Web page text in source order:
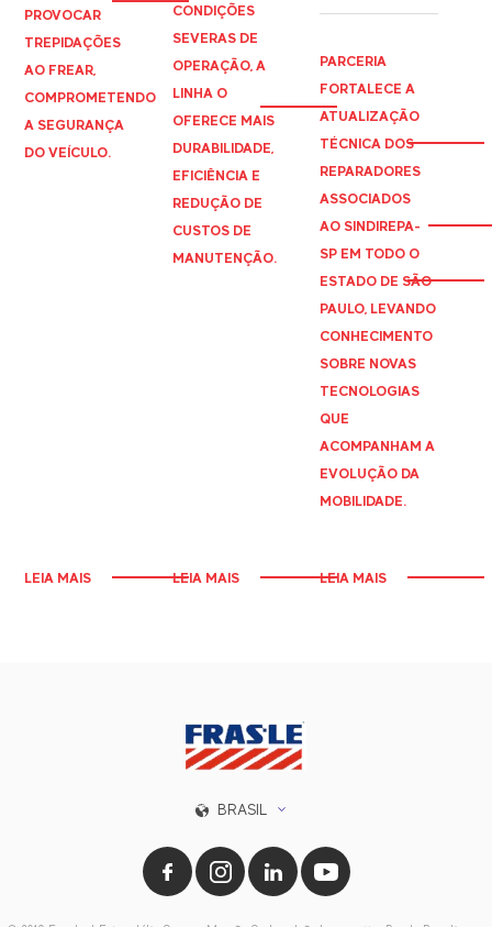
PROVOCAR
TREPIDAÇÕES
AO FREAR,
COMPROMETENDO
A SEGURANÇA
DO VEÍCULO.
LEIA MAIS
CONDIÇÕES
SEVERAS DE
OPERAÇÃO, A
LINHA O
OFERECE MAIS
DURABILIDADE,
EFICIÊNCIA E
REDUÇÃO DE
CUSTOS DE
MANUTENÇÃO.
LEIA MAIS
PARCERIA
FORTALECE A
ATUALIZAÇÃO
TÉCNICA DOS
REPARADORES
ASSOCIADOS
AO SINDIREPA-
SP EM TODO O
ESTADO DE SÃO
PAULO, LEVANDO
CONHECIMENTO
SOBRE NOVAS
TECNOLOGIAS
QUE
ACOMPANHAM A
EVOLUÇÃO DA
MOBILIDADE.
LEIA MAIS
BRASIL